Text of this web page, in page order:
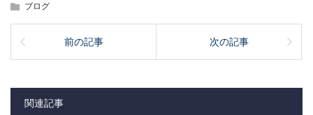
ブログ
前の記事 次の記事
関連記事